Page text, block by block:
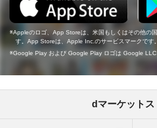
Appleのロゴ、App Storeは、米国もしくはその他の
す。App Storeは、Apple Inc.のサービスマークです。
Google Play および Google Play ロゴは Google LLC
dマーケットス